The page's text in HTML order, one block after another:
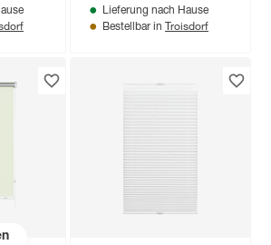
Lieferung nach Hause
Bestellbar in Troisdorf